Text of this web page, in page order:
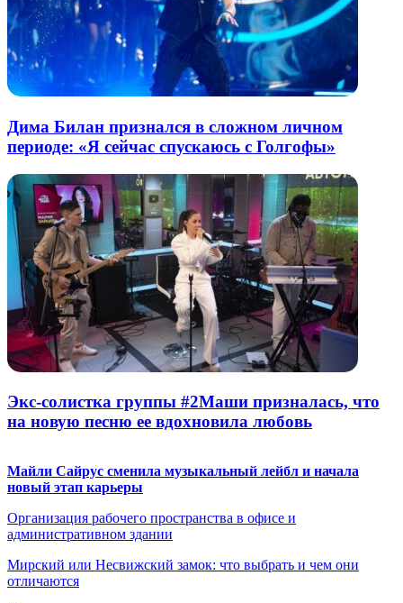
Дима Билан признался в сложном личном
периоде: «Я сейчас спускаюсь с Голгофы»
Экс-солистка группы #2Маши призналась, что
на новую песню ее вдохновила любовь
Майли Сайрус сменила музыкальный лейбл и начала
новый этап карьеры
Организация рабочего пространства в офисе и
административном здании
Мирский или Несвижский замок: что выбрать и чем они
отличаются